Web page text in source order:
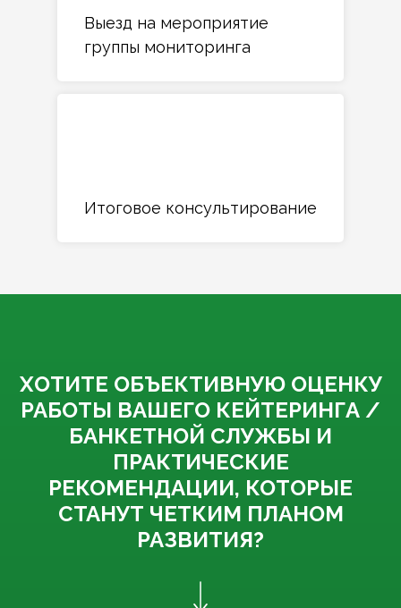
Выезд на мероприятие
группы мониторинга
Итоговое консультирование
ХОТИТЕ ОБЪЕКТИВНУЮ ОЦЕНКУ
РАБОТЫ ВАШЕГО КЕЙТЕРИНГА /
БАНКЕТНОЙ СЛУЖБЫ И
ПРАКТИЧЕСКИЕ
РЕКОМЕНДАЦИИ, КОТОРЫЕ
СТАНУТ ЧЕТКИМ ПЛАНОМ
РАЗВИТИЯ?